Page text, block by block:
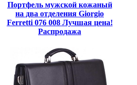
Портфель мужской кожаный
на два отделения Giorgio
Ferretti 076 008 Лучшая цена!
Распродажа